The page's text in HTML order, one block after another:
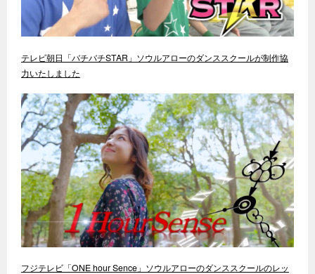
テレビ朝日「バチバチSTAR」ソウルアローのダンススクールが制作協
力いたしました
フジテレビ「ONE hour Sence」ソウルアローのダンススクールのレッ